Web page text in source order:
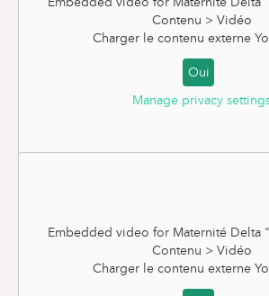
Contenu > Vidéo
Charger le contenu externe
Oui
Manage privacy
Embedded video for Maternité Delta
Contenu > Vidéo
Charger le contenu externe